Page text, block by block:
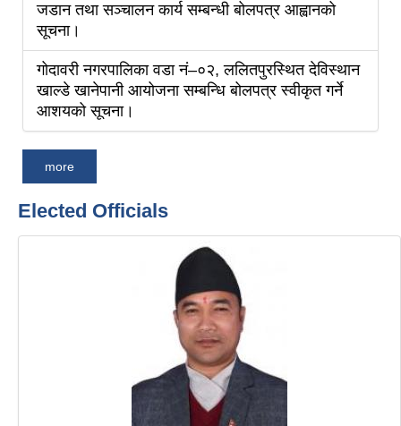
जडान तथा सञ्चालन कार्य सम्बन्धी बोलपत्र आह्वानको
सूचना।
गोदावरी नगरपालिका वडा नं–०२, ललितपुरस्थित देविस्थान
खाल्डे खानेपानी आयोजना सम्बन्धि बोलपत्र स्वीकृत गर्ने
आशयको सूचना।
more
Elected Officials